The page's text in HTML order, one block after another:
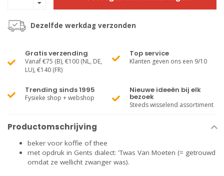
Dezelfde werkdag verzonden
Gratis verzending
Vanaf €75 (B), €100 (NL, DE,
LU), €140 (FR)
Top service
Klanten geven ons een 9/10
Trending sinds 1995
Fysieke shop + webshop
Nieuwe ideeën bij elk
bezoek
Steeds wisselend assortiment
Productomschrijving
beker voor koffie of thee
met opdruk in Gents dialect: 'Twas Van Moeten (= getrouwd
omdat ze wellicht zwanger was).